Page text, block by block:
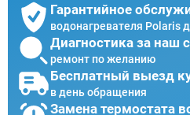
Гарантийное
водонагревателя Polaris
Диагностика за наш
ремонт по желанию
Бесплатный выезд
в день обращения
Замена термостата